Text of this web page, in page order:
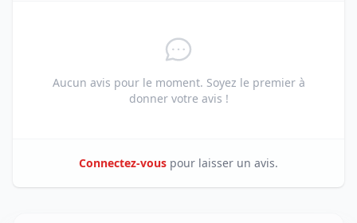
Aucun avis pour le moment. Soyez le premier à
donner votre avis !
Connectez-vous pour laisser un avis.